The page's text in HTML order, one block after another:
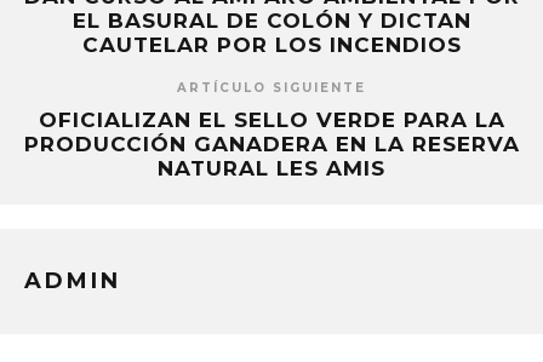
EL BASURAL DE COLÓN Y DICTAN
CAUTELAR POR LOS INCENDIOS
ARTÍCULO SIGUIENTE
OFICIALIZAN EL SELLO VERDE PARA LA
PRODUCCIÓN GANADERA EN LA RESERVA
NATURAL LES AMIS
ADMIN